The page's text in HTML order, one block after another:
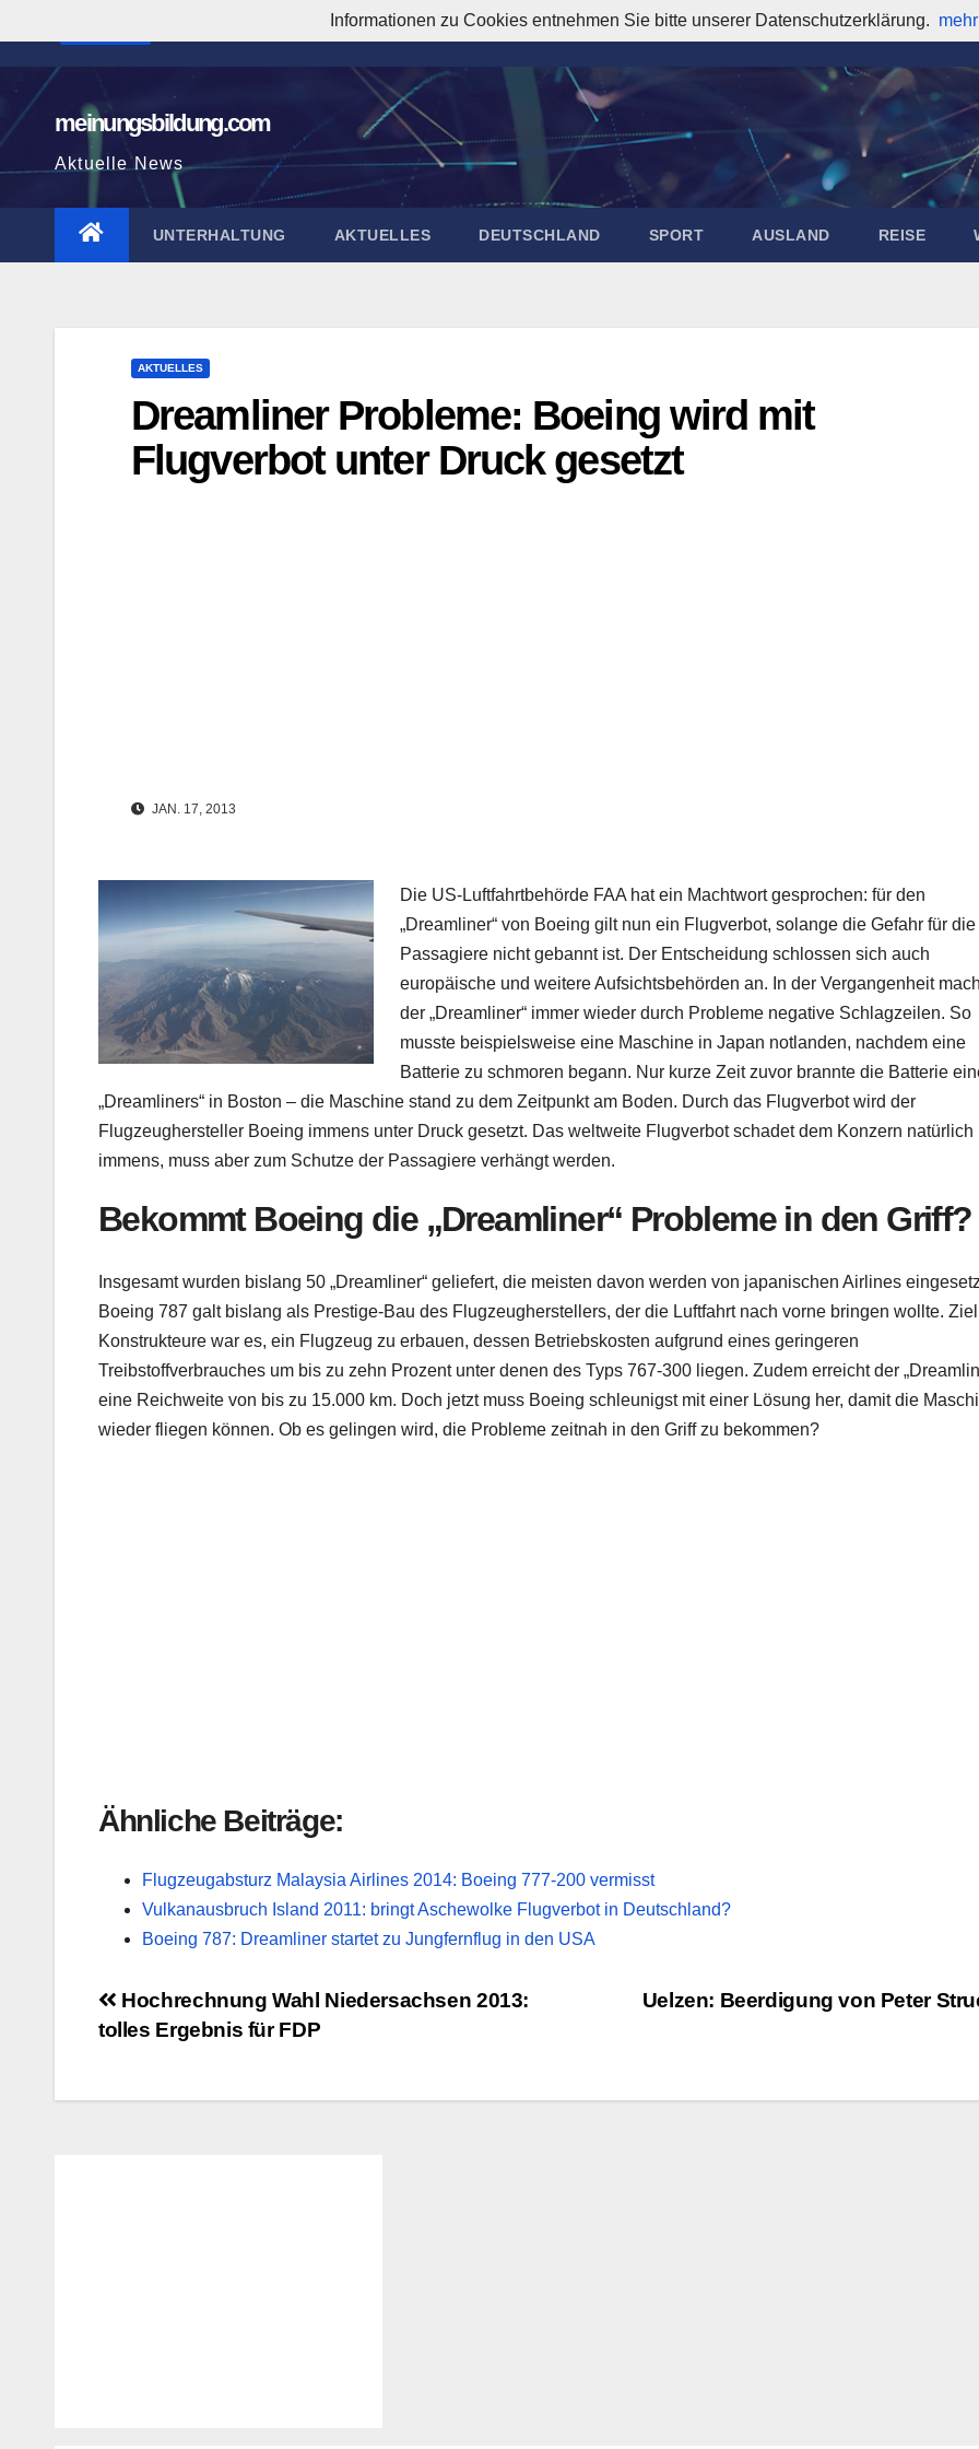
Inhalt
springen
meinungsbildung.com
Aktuelle News
UNTERHALTUNG AKTUELLES DEUTSCHLAND SPORT AUSLAND REISE
AKTUELLES
Dreamliner Probleme: Boeing wird mit
Flugverbot unter Druck gesetzt
JAN. 17, 2013
Die US-Luftfahrtbehörde FAA hat ein Machtwort gesprochen: für den
„Dreamliner“ von Boeing gilt nun ein Flugverbot, solange die Gefahr für die
Passagiere nicht gebannt ist. Der Entscheidung schlossen sich auch
europäische und weitere Aufsichtsbehörden an. In der Vergangenheit
der „Dreamliner“ immer wieder durch Probleme negative Schlagzeilen. So
musste beispielsweise eine Maschine in Japan notlanden, nachdem eine
Batterie zu schmoren begann. Nur kurze Zeit zuvor brannte die Batterie
„Dreamliners“ in Boston – die Maschine stand zu dem Zeitpunkt am Boden. Durch das Flugverbot wird der
Flugzeughersteller Boeing immens unter Druck gesetzt. Das weltweite Flugverbot schadet dem Konzern natürlich
immens, muss aber zum Schutze der Passagiere verhängt werden.
Bekommt Boeing die „Dreamliner“ Probleme in den Griff?
Insgesamt wurden bislang 50 „Dreamliner“ geliefert, die meisten davon werden von japanischen Airlines
Boeing 787 galt bislang als Prestige-Bau des Flugzeugherstellers, der die Luftfahrt nach vorne bringen wollte.
Konstrukteure war es, ein Flugzeug zu erbauen, dessen Betriebskosten aufgrund eines geringeren
Treibstoffverbrauches um bis zu zehn Prozent unter denen des Typs 767-300 liegen. Zudem erreicht der
eine Reichweite von bis zu 15.000 km. Doch jetzt muss Boeing schleunigst mit einer Lösung her, damit die
wieder fliegen können. Ob es gelingen wird, die Probleme zeitnah in den Griff zu bekommen?
Ähnliche Beiträge:
Flugzeugabsturz Malaysia Airlines 2014: Boeing 777-200 vermisst
Vulkanausbruch Island 2011: bringt Aschewolke Flugverbot in Deutschland?
Boeing 787: Dreamliner startet zu Jungfernflug in den USA
Beitragsnavigation Uelzen: Beerdigung von Peter
Hochrechnung Wahl Niedersachsen 2013:
tolles Ergebnis für FDP
Informationen zu Cookies entnehmen Sie bitte unserer Datenschutzerklärung.